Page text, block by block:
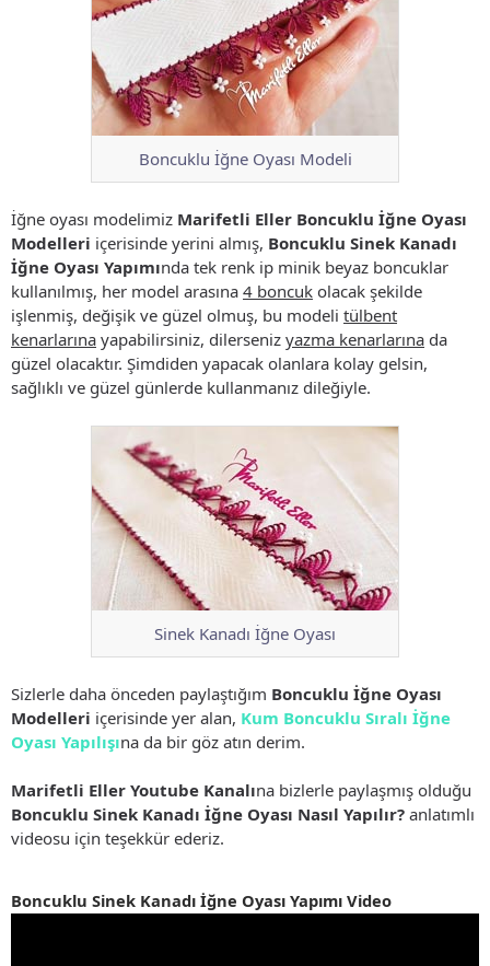
Boncuklu İğne Oyası Modeli
İğne oyası modelimiz Marifetli Eller Boncuklu İğne Oyası
Modelleri içerisinde yerini almış, Boncuklu Sinek Kanadı
İğne Oyası Yapımında tek renk ip minik beyaz boncuklar
kullanılmış, her model arasına 4 boncuk olacak şekilde
işlenmiş, değişik ve güzel olmuş, bu modeli tülbent
kenarlarına yapabilirsiniz, dilerseniz yazma kenarlarına da
güzel olacaktır. Şimdiden yapacak olanlara kolay gelsin,
sağlıklı ve güzel günlerde kullanmanız dileğiyle.
Sinek Kanadı İğne Oyası
Sizlerle daha önceden paylaştığım Boncuklu İğne Oyası
Modelleri içerisinde yer alan, Kum Boncuklu Sıralı İğne
Oyası Yapılışına da bir göz atın derim.
Marifetli Eller Youtube Kanalına bizlerle paylaşmış olduğu
Boncuklu Sinek Kanadı İğne Oyası Nasıl Yapılır? anlatımlı
videosu için teşekkür ederiz.
Boncuklu Sinek Kanadı İğne Oyası Yapımı Video